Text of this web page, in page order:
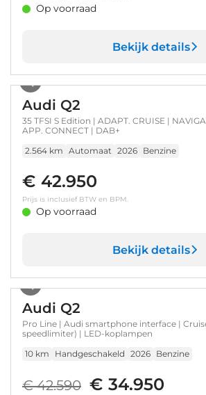
Op voorraad
Bekijk details
Audi Q2
35 TFSI S Edition | ADAPT. CRUISE |
APP. CONNECT | DAB+
2.564 km Automaat 2026 Benzine
€ 42.950
Prijs is inclusief BTW en BPM.
Op voorraad
Bekijk details
Audi Q2
Pro Line | Audi smartphone interface |
speedlimiter) | LED-koplampen
10 km
Handgeschakeld 2026 Benzine
€ 42.590 € 34.950